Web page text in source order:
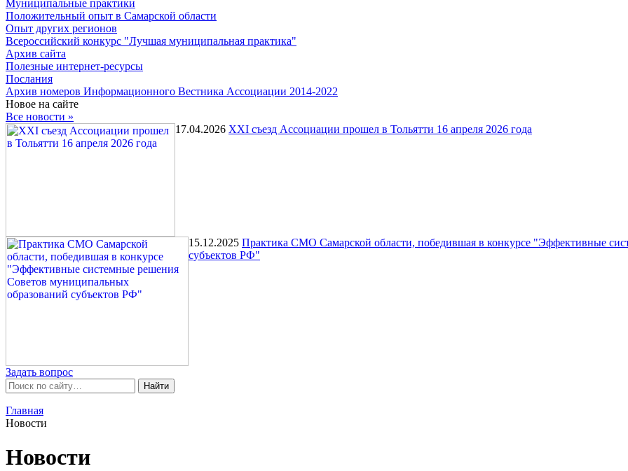
Муниципальные практики
Положительный опыт в Самарской области
Опыт других регионов
Всероссийский конкурс "Лучшая муниципальная практика"
Архив сайта
Полезные интернет-ресурсы
Послания
Архив номеров Информационного Вестника Ассоциации 2014-2022
Новое на сайте
Все новости »
17.04.2026 XXI съезд Ассоциации прошел в Тольятти 16 апреля 2026 года
15.12.2025 Практика СМО Самарской области, победившая в конкурсе "Эффективные
субъектов РФ"
Задать вопрос
Главная
Новости
Новости